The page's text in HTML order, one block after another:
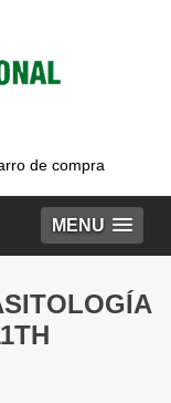
de compra
MENU